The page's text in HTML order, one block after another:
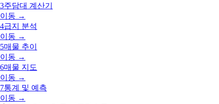
3주담대 계산기
이동 →
4급지 분석
이동 →
5매물 추이
이동 →
6매물 지도
이동 →
7통계 및 예측
이동 →